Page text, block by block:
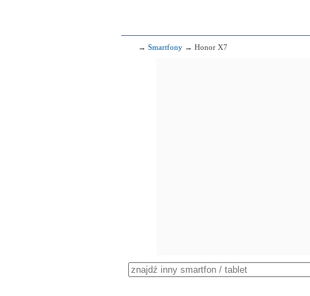
→ Smartfony → Honor X7